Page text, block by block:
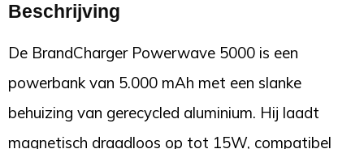
Beschrijving
De BrandCharger Powerwave 5000 is een
powerbank van 5.000 mAh met een slanke
behuizing van gerecycled aluminium. Hij laadt
magnetisch draadloos op tot 15W, compatibel